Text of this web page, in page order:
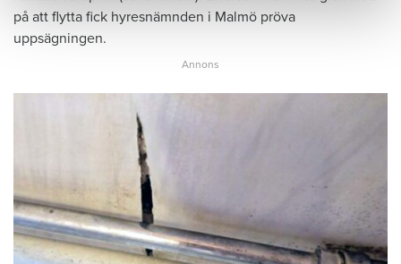
på att flytta fick hyresnämnden i Malmö pröva
uppsägningen.